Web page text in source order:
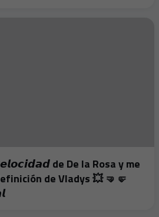
de De la Rosa y me
de Vladys 💥 🤜🤛